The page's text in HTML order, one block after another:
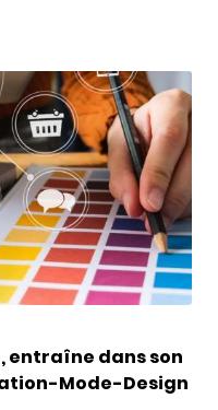
entraîne dans son
Mode-Design